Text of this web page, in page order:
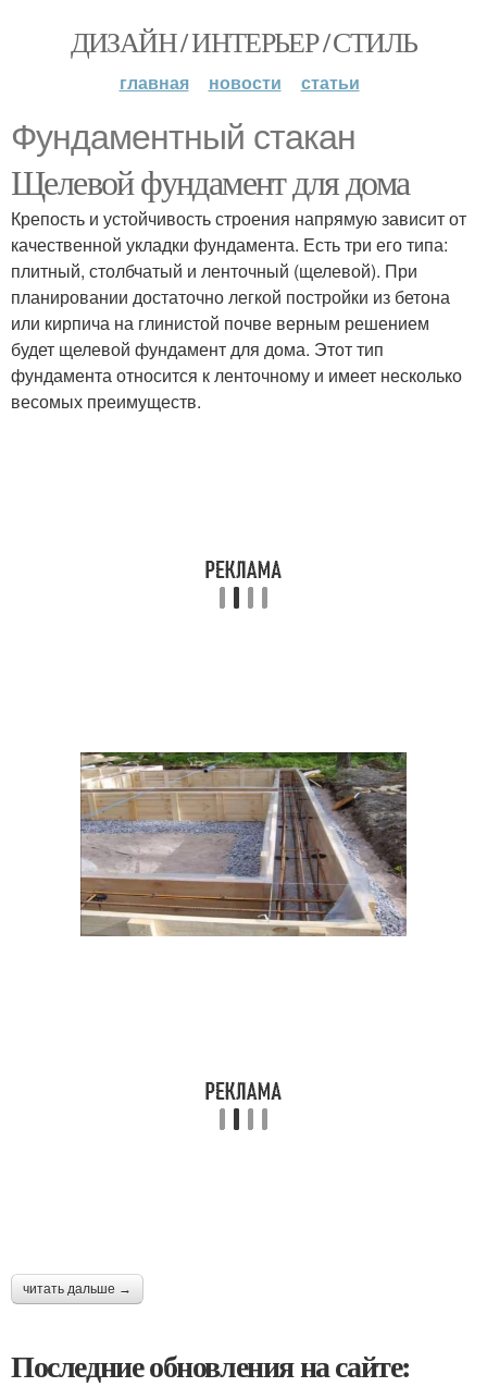
ДИЗАЙН / ИНТЕРЬЕР / СТИЛЬ
главная новости статьи
Фундаментный стакан
Щелевой фундамент для дома
Крепость и устойчивость строения напрямую зависит от
качественной укладки фундамента. Есть три его типа:
плитный, столбчатый и ленточный (щелевой). При
планировании достаточно легкой постройки из бетона
или кирпича на глинистой почве верным решением
будет щелевой фундамент для дома. Этот тип
фундамента относится к ленточному и имеет несколько
весомых преимуществ.
читать дальше →
Последние обновления на сайте: